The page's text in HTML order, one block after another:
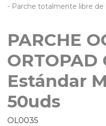
- Parche
PARCHE
ORTOPAD
Estándar
50uds
OL0035